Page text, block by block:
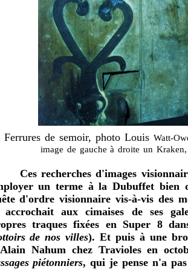
Ferrures de semoir, photo Louis Watt-
image de gauche à droite un
recherches d'images
un terme à la Dubuffet bien
d'ordre visionnaire vis-à-vis des
accrochait aux cimaises de ses
traques fixées en Super 8
de nos villes). Et puis à une
Nahum chez Travioles en
piétonniers, qui je pense n'a